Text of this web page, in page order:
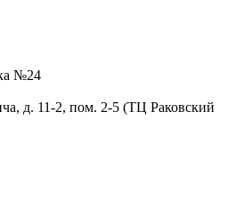
№24
д. 11-2, пом. 2-5 (ТЦ Раковский